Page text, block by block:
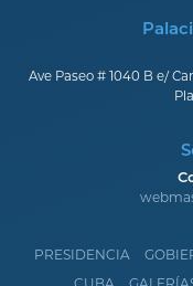
Ave Paseo # 1040 B e/
PRESIDENCIA